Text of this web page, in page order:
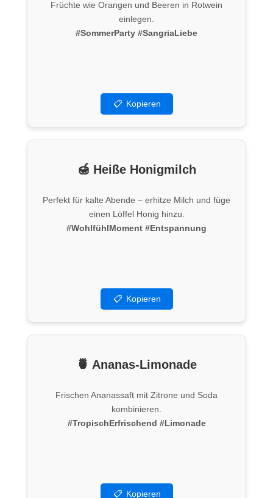
Früchte wie Orangen und Beeren in Rotwein
einlegen.
#SommerParty #SangriaLiebe
📋 Kopieren
🍯 Heiße Honigmilch
Perfekt für kalte Abende – erhitze Milch und füge
einen Löffel Honig hinzu.
#WohlfühlMoment #Entspannung
📋 Kopieren
🍍 Ananas-Limonade
Frischen Ananassaft mit Zitrone und Soda
kombinieren.
#TropischErfrischend #Limonade
📋 Kopieren